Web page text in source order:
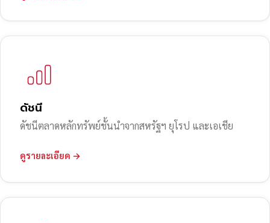
ดัชนี
ดัชนีตลาดหลักทรัพย์ชั้นนำจากสหรัฐฯ ยุโรป และเอเชีย
ดูรายละเอียด →